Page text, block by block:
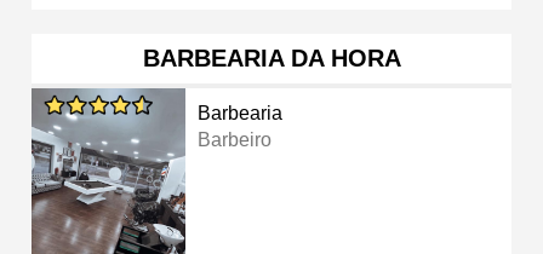
BARBEARIA DA HORA
Barbearia
Barbeiro